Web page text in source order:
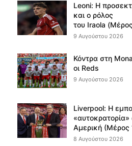
Leoni: Η
και ο ρόλος
του Iraola
9 Αυγούστου 2026
Κόντρα στη
οι Reds
9 Αυγούστου 2026
Liverpool: Η
«αυτοκρατορία»
Αμερική (Μέρος
8 Αυγούστου 2026